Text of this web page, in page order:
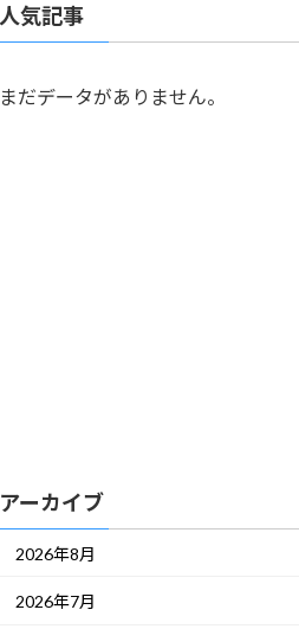
人気記事
まだデータがありません。
アーカイブ
2026年8月
2026年7月